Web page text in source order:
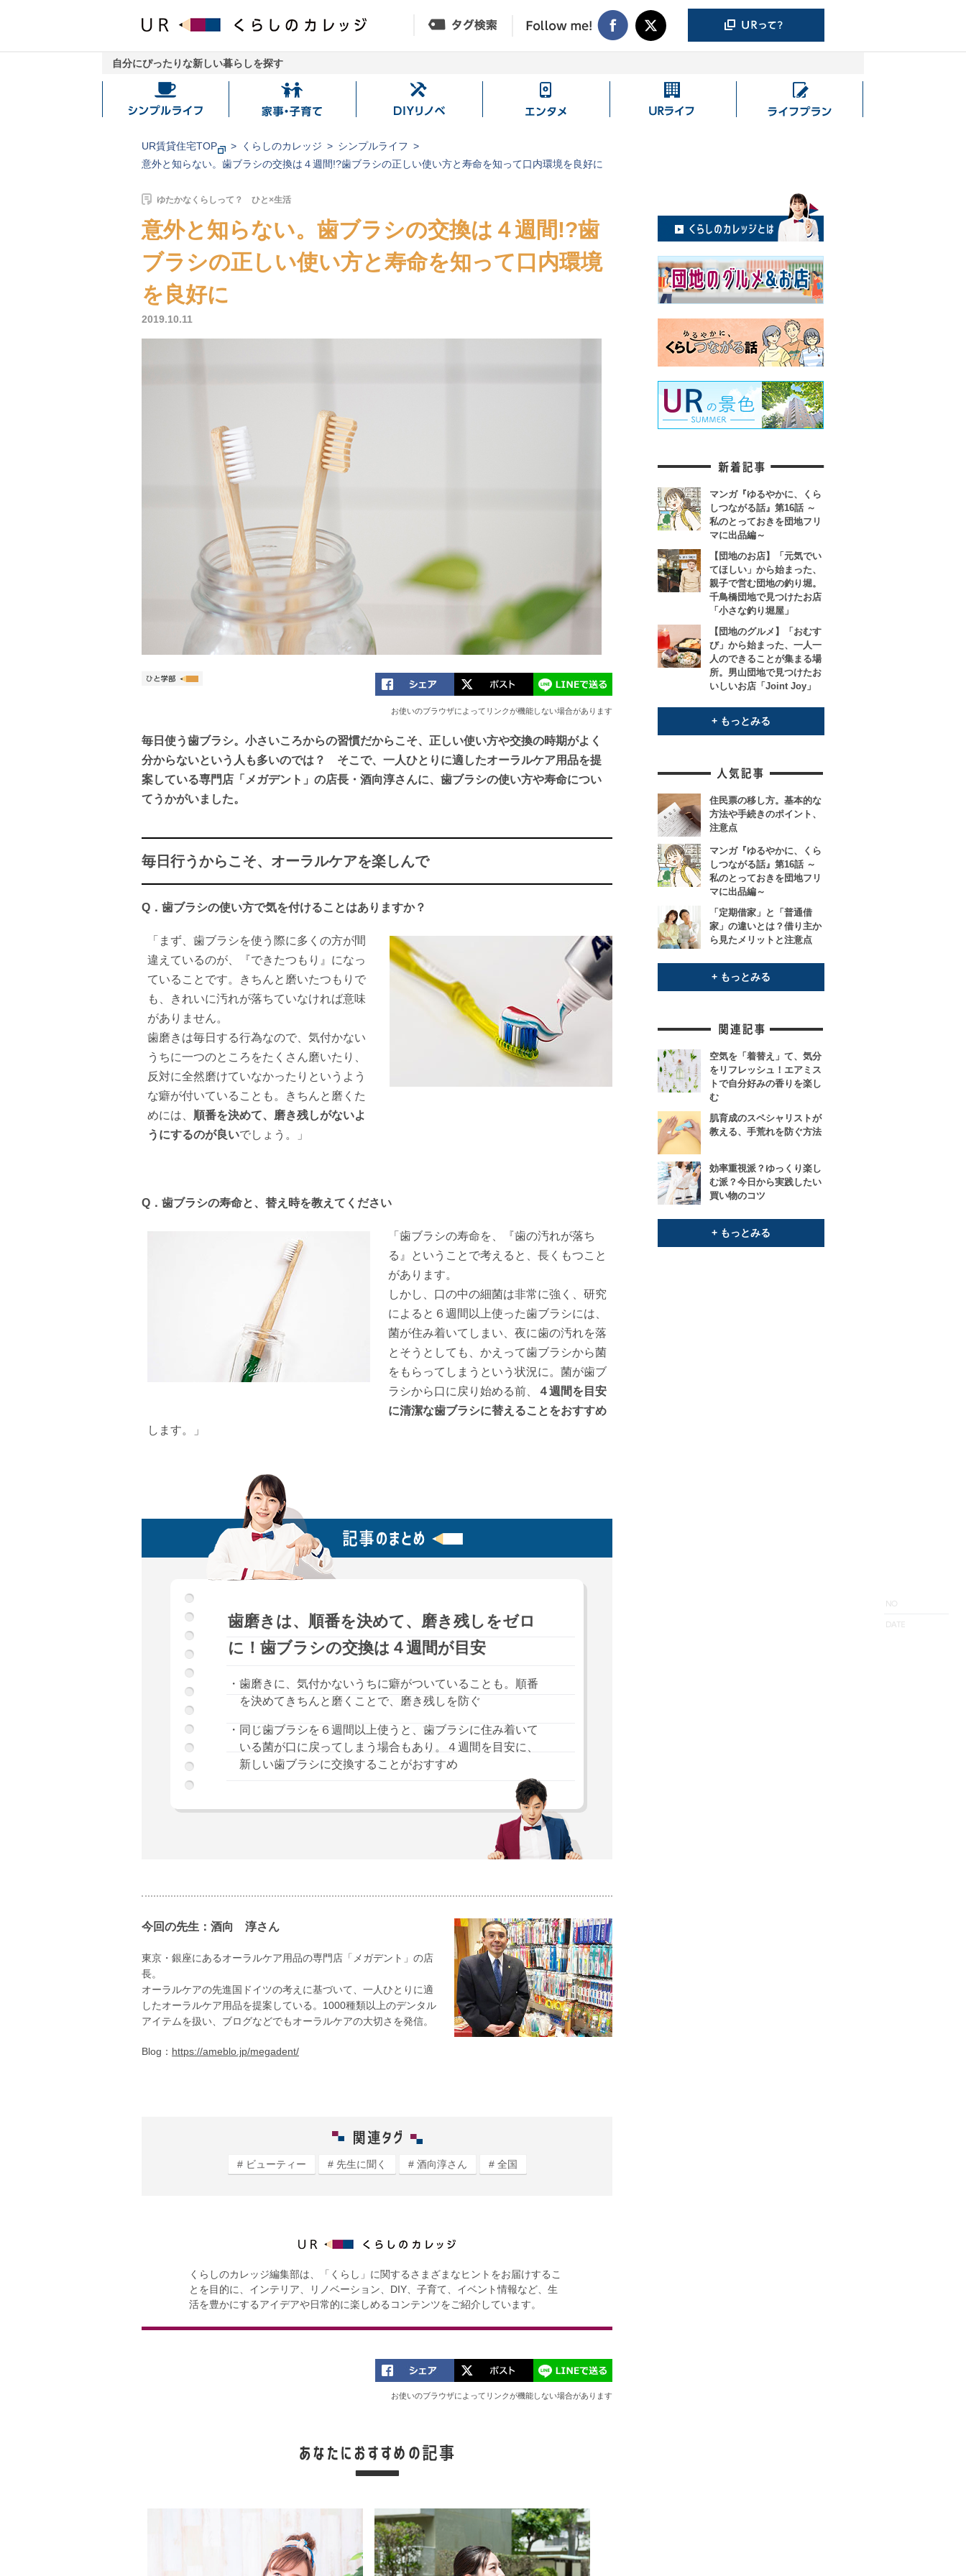
自分にぴったりな新しい暮らしを探す
シ
プ
ル
家
子
育
DIY
ベ
エ
メ
UR
ラ
ン
UR賃貸住宅TOP くらしのカレッジ
シンプルライフ
意外と知らない。歯ブラシの交換は４週間!?歯ブラシの正しい使い方と寿命を知って口内環境を良好に
ゆたかなくらしって？ ひと×生活
意外と知らない。歯ブラシの交換は４週間!?歯
ブラシの正しい使い方と寿命を知って口内環境
を良好に
2019.10.11
お使いのブラウザによってリンクが機能しない場合があります
毎日使う歯ブラシ。小さいころからの習慣だからこそ、正しい使い方や交換の時期がよく
分からないという人も多いのでは？ そこで、一人ひとりに適したオーラルケア用品を提
案している専門店「メガデント」の店長・酒向淳さんに、歯ブラシの使い方や寿命につい
てうかがいました。
毎日行うからこそ、オーラルケアを楽しんで
Q． 歯ブラシの使い方で気を付けることはありますか？
「まず、歯ブラシを使う際に多くの方が間
違えているのが、『できたつもり』になっ
ていることです。きちんと磨いたつもりで
も、きれいに汚れが落ちていなければ意味
がありません。
歯磨きは毎日する行為なので、気付かない
うちに一つのところをたくさん磨いたり、
反対に全然磨けていなかったりというよう
な癖が付いていることも。きちんと磨くた
めには、 順番を決めて、磨き残しがないよ
うにするのが良いでしょう。」
Q． 歯ブラシの寿命と、替え時を教えてください
「歯ブラシの寿命を、『歯の汚れが落ち
る』ということで考えると、長くもつこと
があります。
しかし、口の中の細菌は非常に強く、研究
によると６週間以上使った歯ブラシには、
菌が住み着いてしまい、夜に歯の汚れを落
とそうとしても、かえって歯ブラシから菌
をもらってしまうという状況に。菌が歯ブ
ラシから口に戻り始める前、
４週間を目安
に清潔な歯ブラシに替えることをおすすめ
します。」
歯磨きは、順番を決めて、磨き残しをゼロ
に！歯ブラシの交換は４週間が目安
・歯磨きに、気付かないうちに癖がついていることも。順番
を決めてきちんと磨くことで、磨き残しを防ぐ
・同じ歯ブラシを６週間以上使うと、歯ブラシに住み着いて
いる菌が口に戻ってしまう場合もあり。４週間を目安に、
新しい歯ブラシに交換することがおすすめ
今回の先生：酒向 淳さん
東京・銀座にあるオーラルケア用品の専門店「メガデント」の店
長。
オーラルケアの先進国ドイツの考えに基づいて、一人ひとりに適
したオーラルケア用品を提案している。1000種類以上のデンタル
アイテムを扱い、ブログなどでもオーラルケアの大切さを発信。
Blog： https://ameblo.jp/megadent/
ビューティー 先生に聞く 酒向淳さん 全国
くらしのカレッジ編集部は、「くらし」に関するさまざまなヒントをお届けするこ
とを目的に、インテリア、リノベーション、DIY、子育て、イベント情報など、生
活を豊かにするアイデアや日常的に楽しめるコンテンツをご紹介しています。
お使いのブラウザによってリンクが機能しない場合があります
マンガ『ゆるやかに、くら
しつながる話』第16話 ～
私のとっておきを団地フリ
マに出品編～
【団地のお店】「元気でい
てほしい」から始まった、
親子で営む団地の釣り堀。
千鳥橋団地で見つけたお店
「小さな釣り堀屋」
【団地のグルメ】「おむす
び」から始まった、一人一
人のできることが集まる場
所。男山団地で見つけたお
いしいお店「Joint Joy」
+ もっとみる
住民票の移し方。基本的な
方法や手続きのポイント、
注意点
マンガ『ゆるやかに、くら
しつながる話』第16話 ～
私のとっておきを団地フリ
マに出品編～
「定期借家」と「普通借
家」の違いとは？借り主か
ら見たメリットと注意点
+ もっとみる
空気を「着替え」て、気分
をリフレッシュ！エアミス
トで自分好みの香りを楽し
む
肌育成のスペシャリストが
教える、手荒れを防ぐ方法
効率重視派？ゆっくり楽し
む派？今日から実践したい
買い物のコツ
+ もっとみる